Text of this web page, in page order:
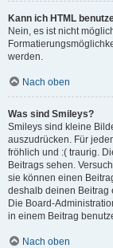
Kann ich HTML
Nein, es ist nicht
werden.
Nach oben
Was sind Smileys?
Smileys sind kleine
auszudrücken. Für
fröhlich und :( traurig.
Beitrags sehen.
sie können einen
deshalb deinen Beitrag
Die Board-
in einem Beitrag
Nach oben